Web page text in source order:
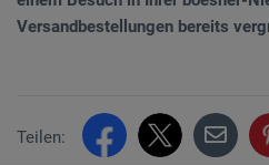
Versandbestellungen bereits
Teilen: